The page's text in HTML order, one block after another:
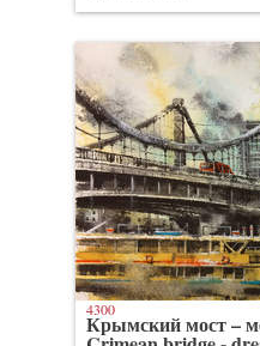
Крымский мост –
4300